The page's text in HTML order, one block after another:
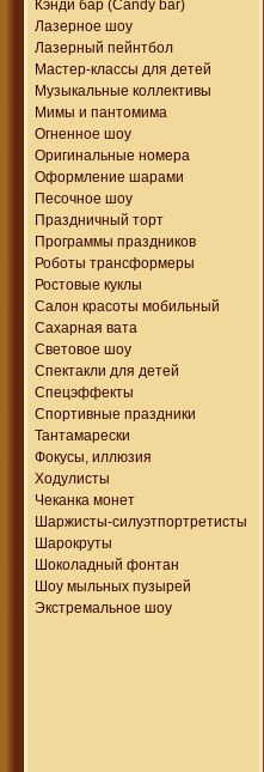
Кэнди бар (Candy bar)
Лазерное шоу
Лазерный пейнтбол
Мастер-классы для детей
Музыкальные коллективы
Мимы и пантомима
Огненное шоу
Оригинальные номера
Оформление шарами
Песочное шоу
Праздничный торт
Программы праздников
Роботы трансформеры
Ростовые куклы
Салон красоты мобильный
Сахарная вата
Световое шоу
Спектакли для детей
Спецэффекты
Спортивные праздники
Тантамарески
Фокусы, иллюзия
Ходулисты
Чеканка монет
Шаржисты-силуэтпортретисты
Шарокруты
Шоколадный фонтан
Шоу мыльных пузырей
Экстремальное шоу